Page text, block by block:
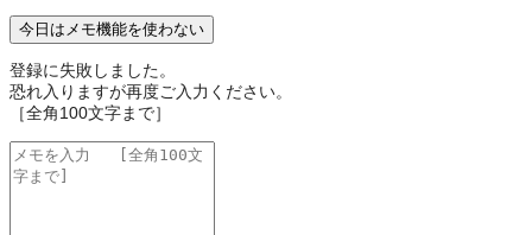
今日はメモ機能を使わない
登録に失敗しました。
恐れ入りますが再度ご入力ください。
［全角100文字まで］